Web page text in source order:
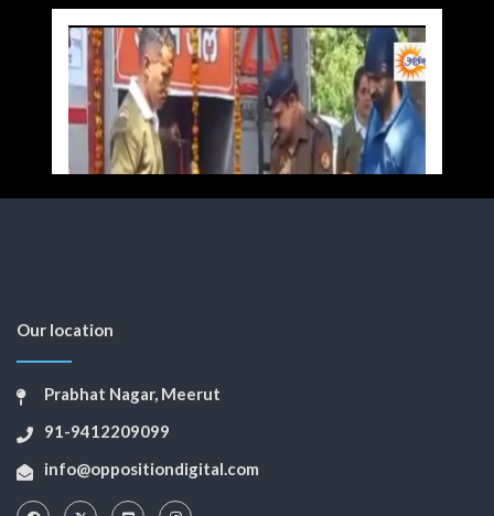
Our location
Prabhat Nagar, Meerut
91-9412209099
info@oppositiondigital.com